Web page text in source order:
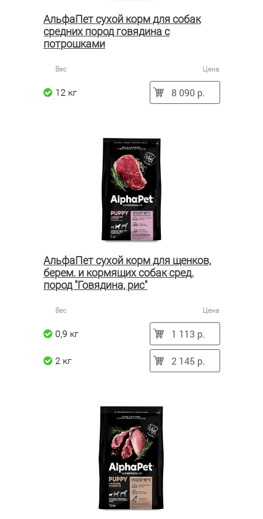
АльфаПет сухой корм для собак
средних пород говядина с
потрошками
Вес Цена
12 кг 8 090 р.
АльфаПет сухой корм для щенков,
берем. и кормящих собак сред.
пород "Говядина, рис"
Вес Цена
0,9 кг 1 113 р.
2 кг 2 145 р.